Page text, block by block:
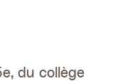
du collège